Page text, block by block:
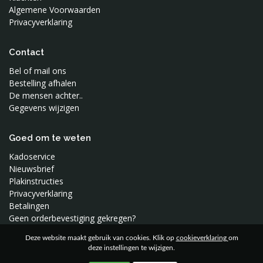
Deze website maakt gebruik van cookies. Klik op cookieverklaring om
deze instellingen te wijzigen.
Sophie de Giraf
Studio Snowpuppe
Swaddle Me
Toffe Stoffen
Tureluur Kids
Vimba
Wee Gallery
Woood
Algemene Voorwaarden
Privacyverklaring
Contact
Bel of mail ons
Bestelling afhalen
De mensen achter..
Gegevens wijzigen
Goed om te weten
Kadoservice
Nieuwsbrief
Plakinstructies
Privacyverklaring
Betalingen
Geen orderbevestiging gekregen?